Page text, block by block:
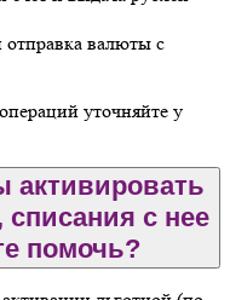
валюты с
уточняйте у
активировать
с нее
помочь?